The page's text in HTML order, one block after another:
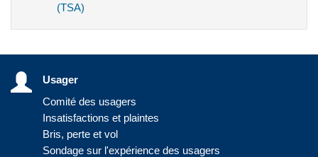
(TSA)
Usager
Comité des usagers
Insatisfactions et plaintes
Bris, perte et vol
Sondage sur l'expérience des usagers